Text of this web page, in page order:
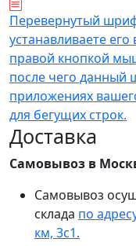
Перевернутый
устанавливаете
правой кнопкой
после чего данный
приложениях
для бегущих строк.
Доставка
Самовывоз в
Самовывоз
склада по
км, 3с1.